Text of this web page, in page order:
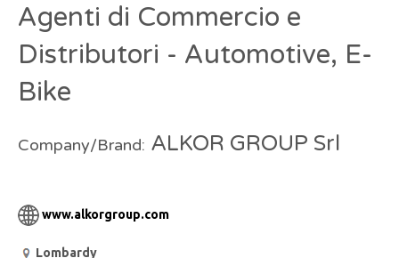
Agenti di Commercio e
Distributori - Automotive, E-
Bike
Company/Brand: ALKOR GROUP Srl
www.alkorgroup.com
Lombardy